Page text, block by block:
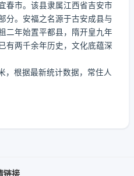
春市。该县隶属江西省吉安市
分。安福之名源于古安成县与
二年始置平都县，隋开皇九年
有两千余年历史，文化底蕴深
，根据最新统计数据，常住人
链接